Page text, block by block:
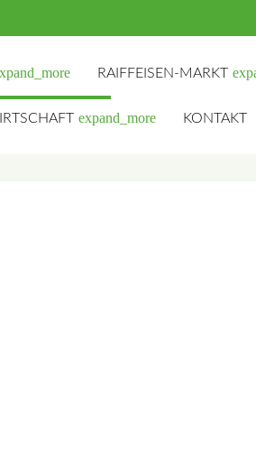
RAIFFEISEN-MARKT
expand_more KONTAKT